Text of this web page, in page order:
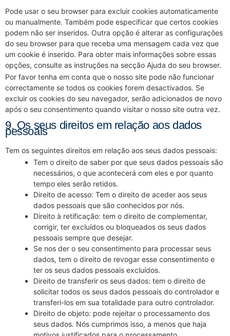
Pode usar o seu browser para excluir cookies automaticamente
ou manualmente. Também pode especificar que certos cookies
podem não ser inseridos. Outra opção é alterar as configurações
do seu browser para que receba uma mensagem cada vez que
um cookie é inserido. Para obter mais informações sobre essas
opções, consulte as instruções na secção Ajuda do seu browser.
Por favor tenha em conta que o nosso site pode não funcionar
correctamente se todos os cookies forem desactivados. Se
excluir os cookies do seu navegador, serão adicionados de novo
após o seu consentimento quando visitar o nosso site outra vez.
9. Os seus direitos em relação aos dados
pessoais
Tem os seguintes direitos em relação aos seus dados pessoais:
Tem o direito de saber por que seus dados pessoais são
necessários, o que acontecerá com eles e por quanto
tempo eles serão retidos.
Direito de acesso: Tem o direito de aceder aos seus
dados pessoais que são conhecidos por nós.
Direito à retificação: tem o direito de complementar,
corrigir, ter excluídos ou bloqueados os seus dados
pessoais sempre que desejar.
Se nos der o seu consentimento para processar seus
dados, tem o direito de revogar esse consentimento e
ter os seus dados pessoais excluídos.
Direito de transferir os seus dados: tem o direito de
solicitar todos os seus dados pessoais do controlador e
transferi-los em sua totalidade para outro controlador.
Direito de objeto: pode rejeitar o processamento dos
seus dados. Nós cumprimos isso, a menos que haja